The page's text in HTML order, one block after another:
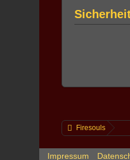
Firesouls
Impressum